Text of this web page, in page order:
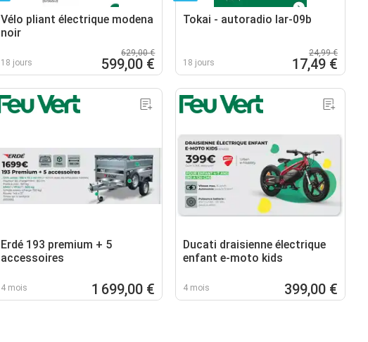
Vélo pliant électrique modena
noir
18 jours
629,00 €
599,00 €
Tokai - autoradio lar-09b
18 jours
24,99 €
17,49 €
Erdé 193 premium + 5
accessoires
4 mois 1 699,00 €
Ducati draisienne électrique
enfant e-moto kids
4 mois 399,00 €